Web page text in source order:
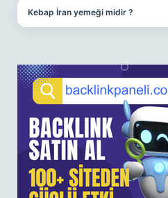
Kebap İran yemeği midir ?